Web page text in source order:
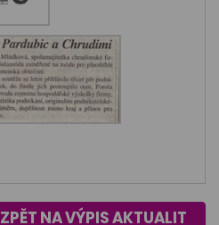
ZPĚT NA VÝPIS AKTUALIT